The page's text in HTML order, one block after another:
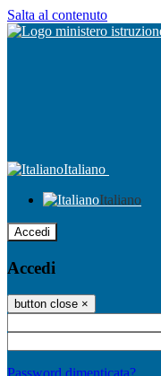
Salta al contenuto
Italiano
Italiano
Accedi
Accedi
button close ×